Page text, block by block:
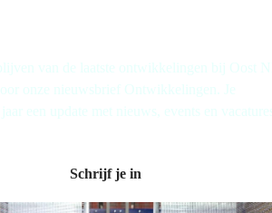
van de laatste ontwikkelingen bij Oost
onze nieuwsbrief Ontwikkelingen. Je
een update met nieuws, events en
Schrijf je in